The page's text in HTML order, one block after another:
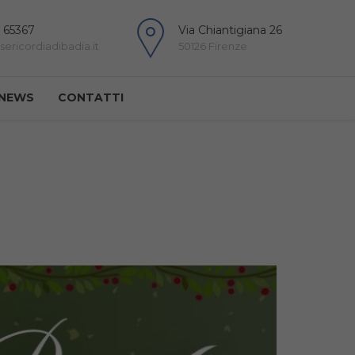
Via Chiantigiana 26
50126 Firenze
CONTATTI